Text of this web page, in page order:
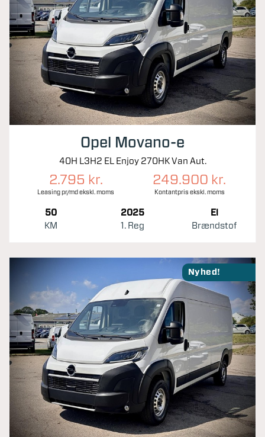
Opel Movano-e
40H L3H2 EL Enjoy 270HK Van Aut.
2.795 kr.
Leasing pr/md ekskl. moms
249.900 kr.
Kontantpris ekskl. moms
50
KM
2025
1. Reg
El
Brændstof
Nyhed!